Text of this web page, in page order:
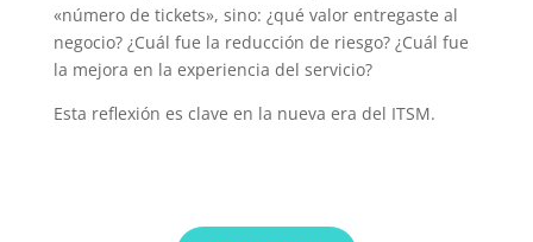
«número de tickets», sino: ¿qué valor entregaste al
negocio? ¿Cuál fue la reducción de riesgo? ¿Cuál fue
la mejora en la experiencia del servicio?
Esta reflexión es clave en la nueva era del ITSM.